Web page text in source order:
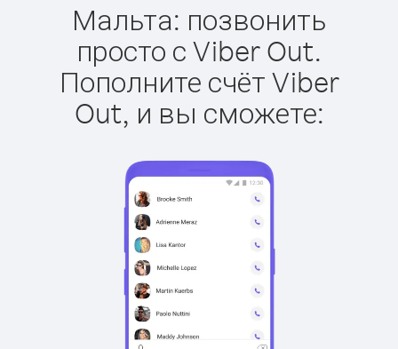
Мальта: позвонить
просто с Viber Out.
Пополните счёт Viber
Out, и вы сможете: